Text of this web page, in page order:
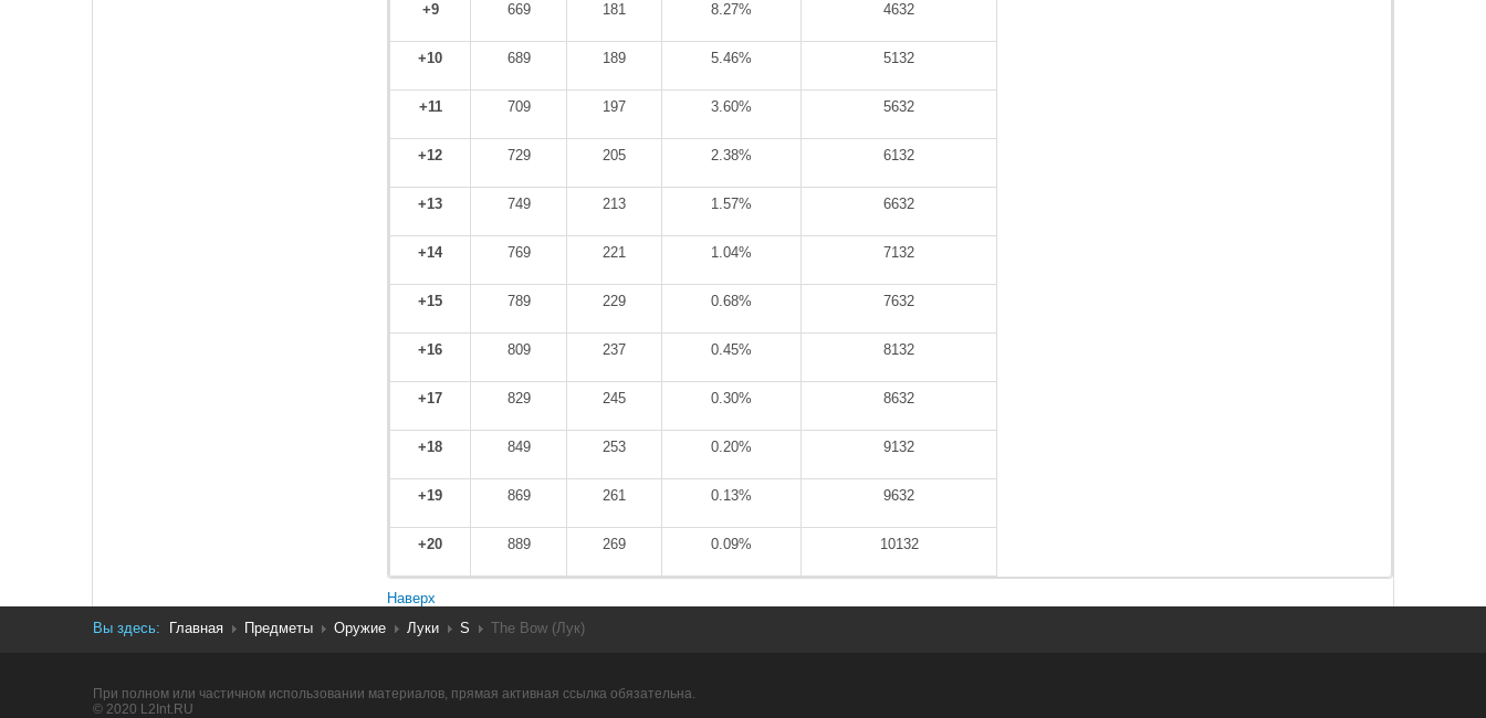
+9 669 181 8.27% 4632
+10 689 189 5.46% 5132
+11 709 197 3.60% 5632
+12 729 205 2.38% 6132
+13 749 213 1.57% 6632
+14 769 221 1.04% 7132
+15 789 229 0.68% 7632
+16 809 237 0.45% 8132
+17 829 245 0.30% 8632
+18 849 253 0.20% 9132
+19 869 261 0.13% 9632
+20 889 269 0.09% 10132
Наверх
Вы здесь: Главная Предметы Оружие Луки S The Bow (Лук)
При полном или частичном использовании материалов, прямая активная ссылка обязательна.
© 2020 L2Int.RU